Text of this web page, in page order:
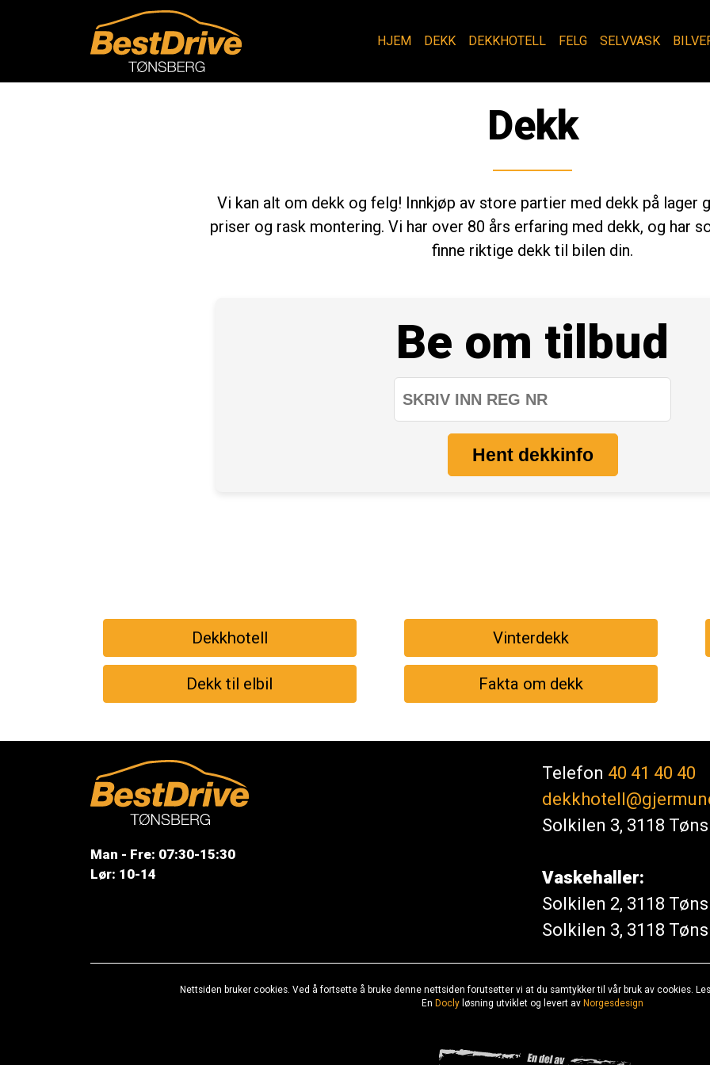
HJEM DEKK DEKKHOTELL FELG SELVVASK
Dekk
Vi kan alt om dekk og felg! Innkjøp av store partier med dekk på lager
priser og rask montering. Vi har over 80 års erfaring med dekk, og har
finne riktige dekk til bilen din.
Be om tilbud
Hent dekkinfo
Dekkhotell Vinterdekk
Dekk til elbil Fakta om dekk
Man - Fre: 07:30-15:30
Lør: 10-14
Telefon 40 41 40 40
Solkilen 3, 3118
Vaskehaller:
Solkilen 2, 3118
Solkilen 3, 3118
Nettsiden bruker cookies. Ved å fortsette å bruke denne nettsiden forutsetter vi at du samtykker til vår bruk av cookies.
En Docly løsning utviklet og levert av Norgesdesign